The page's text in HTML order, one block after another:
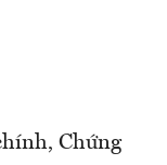
Chứng